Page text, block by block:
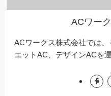
ACワー
ACワークス株式会社では
エットAC、デザインACを